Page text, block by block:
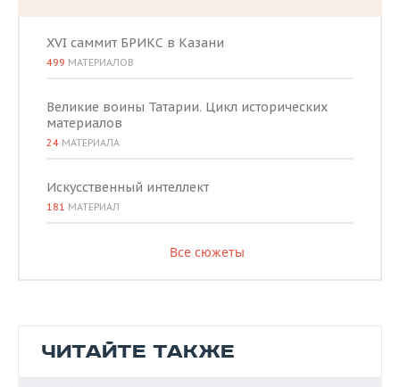
XVI саммит БРИКС в Казани
499 МАТЕРИАЛОВ
Великие воины Татарии. Цикл исторических
материалов
24 МАТЕРИАЛА
Искусственный интеллект
181 МАТЕРИАЛ
Все сюжеты
ЧИТАЙТЕ ТАКЖЕ